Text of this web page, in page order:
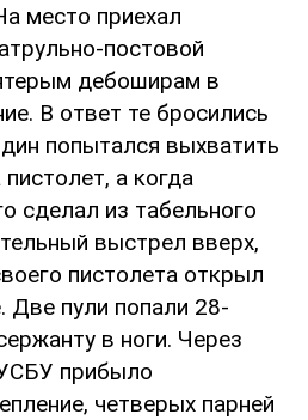
место приехал
постовой
дебоширам в
В ответ те бросились
попытался выхватить
а когда
сделал из табельного
выстрел вверх,
пистолета открыл
Две пули попали 28-
в ноги. Через
прибыло
четверых парней